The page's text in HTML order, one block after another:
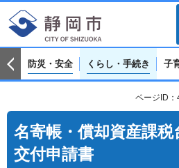
防災・安全 くらし・手続き 子
ページID
名寄帳・償却資産課
交付申請書